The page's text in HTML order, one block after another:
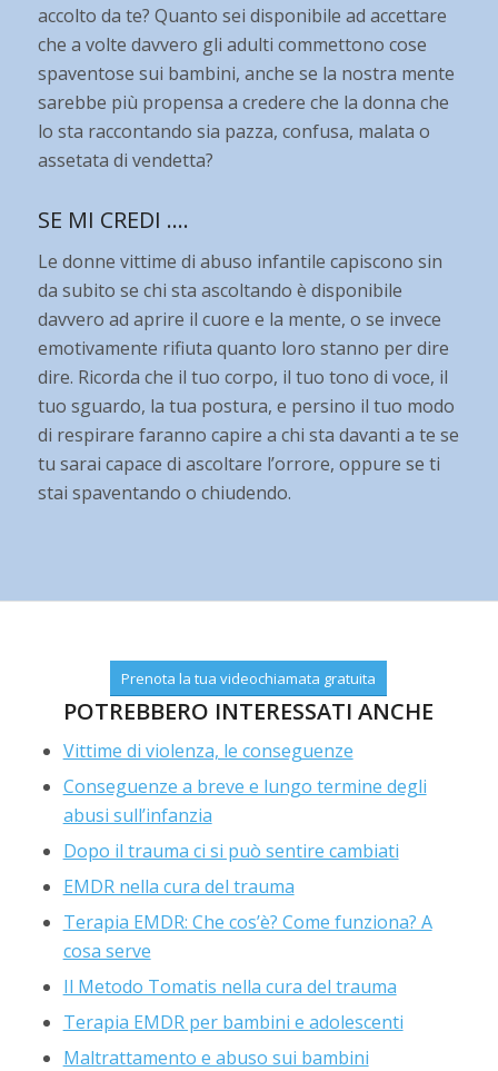
accolto da te? Quanto sei disponibile ad accettare
che a volte davvero gli adulti commettono cose
spaventose sui bambini, anche se la nostra mente
sarebbe più propensa a credere che la donna che
lo sta raccontando sia pazza, confusa, malata o
assetata di vendetta?
SE MI CREDI ….
Le donne vittime di abuso infantile capiscono sin
da subito se chi sta ascoltando è disponibile
davvero ad aprire il cuore e la mente, o se invece
emotivamente rifiuta quanto loro stanno per dire
dire. Ricorda che il tuo corpo, il tuo tono di voce, il
tuo sguardo, la tua postura, e persino il tuo modo
di respirare faranno capire a chi sta davanti a te se
tu sarai capace di ascoltare l’orrore, oppure se ti
stai spaventando o chiudendo.
Prenota la tua videochiamata gratuita
POTREBBERO INTERESSATI ANCHE
Vittime di violenza, le conseguenze
Conseguenze a breve e lungo termine degli
abusi sull’infanzia
Dopo il trauma ci si può sentire cambiati
EMDR nella cura del trauma
Terapia EMDR: Che cos’è? Come funziona? A
cosa serve
Il Metodo Tomatis nella cura del trauma
Terapia EMDR per bambini e adolescenti
Maltrattamento e abuso sui bambini